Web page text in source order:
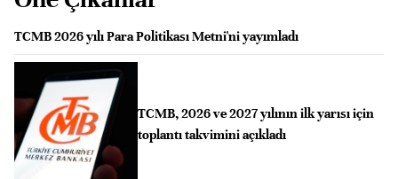
TCMB 2026 yılı Para Politikası Metni'ni yayımladı
TCMB, 2026 ve 2027 yılının ilk yarısı için
toplantı takvimini açıkladı